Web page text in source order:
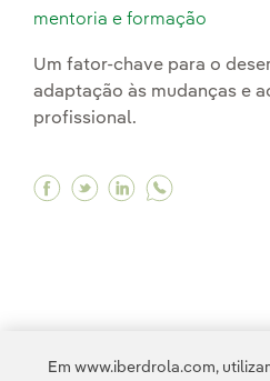
mentoria e formação
Um fator-chave para o
adaptação às mudanças e
profissional.
Facebook Estamos
Twitter Estamos
Linkedin
Em www.iberdrola.com,